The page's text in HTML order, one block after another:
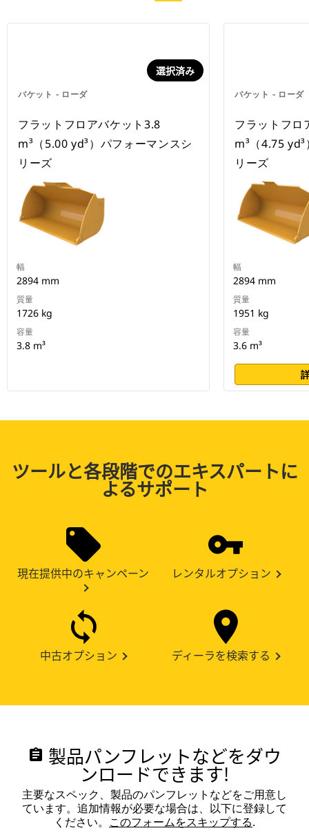
バケット - ローダ
選択済み
フラットフロアバケット3.8
m³（5.00 yd³）パフォーマンスシ
リーズ
幅
2894 mm
質量
1726 kg
容量
3.8 m³
バケット - ローダ
フラットフロ
m³（4.75
リーズ
幅
2894 mm
質量
1951 kg
容量
3.6 m³
ツールと各段階でのエキスパートに
よるサポート
現在提供中のキャンペーン レンタルオプション
中古オプション ディーラを検索する
assignment 製品パンフレットなどをダウ
ンロードできます!
主要なスペック、製品のパンフレットなどをご用意し
ています。追加情報が必要な場合は、以下に登録して
ください。 このフォームをスキップする.